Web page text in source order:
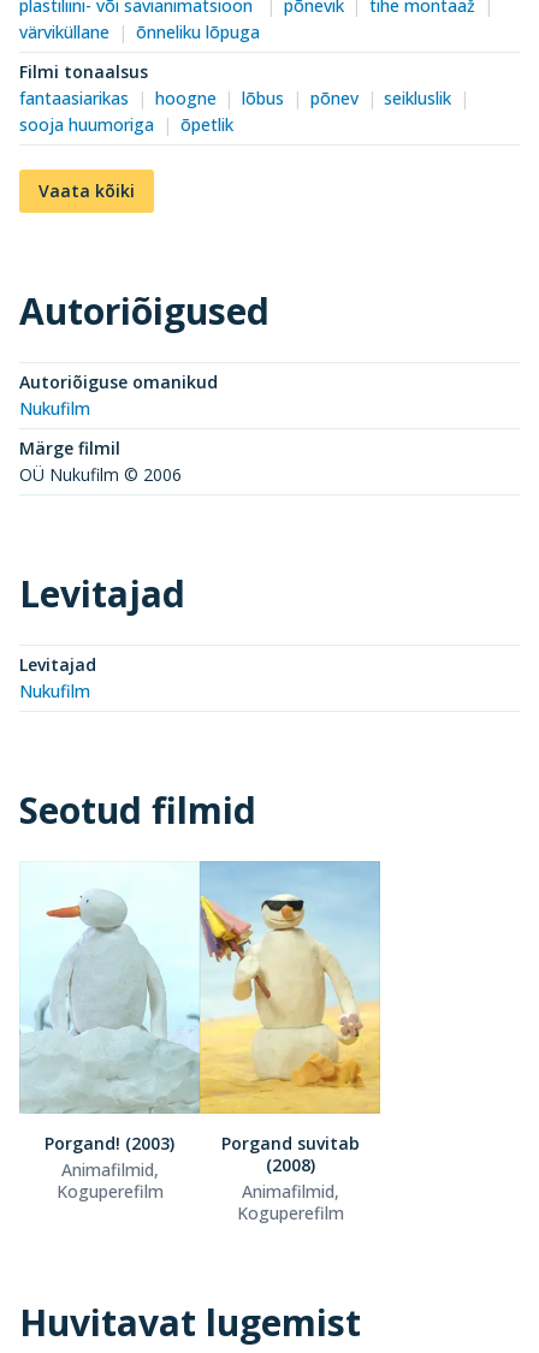
plastiliini- või savianimatsioon
põnevik
tihe montaaž
värviküllane
õnneliku lõpuga
Filmi tonaalsus
fantaasiarikas
hoogne lõbus põnev
seikluslik
sooja huumoriga
õpetlik
Vaata kõiki
Autoriõigused
Autoriõiguse omanikud
Nukufilm
Märge filmil
OÜ Nukufilm © 2006
Levitajad
Levitajad
Nukufilm
Seotud filmid
Porgand! (2003)
Animafilmid,
Koguperefilm
Porgand suvitab
(2008)
Animafilmid,
Koguperefilm
Huvitavat lugemist